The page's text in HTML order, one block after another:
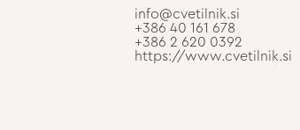
info@cvetilnik.si
+386 40 161 678
+386 2 620 0392
https://www.cvetilnik.si